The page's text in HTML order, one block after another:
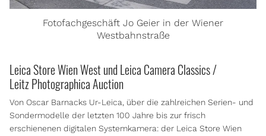
Fotofachgeschäft Jo Geier in der Wiener
Westbahnstraße
Leica Store Wien West und Leica Camera Classics /
Leitz Photographica Auction
Von Oscar Barnacks Ur-Leica, über die zahlreichen Serien- und
Sondermodelle der letzten 100 Jahre bis zur frisch
erschienenen digitalen Systemkamera: der Leica Store Wien